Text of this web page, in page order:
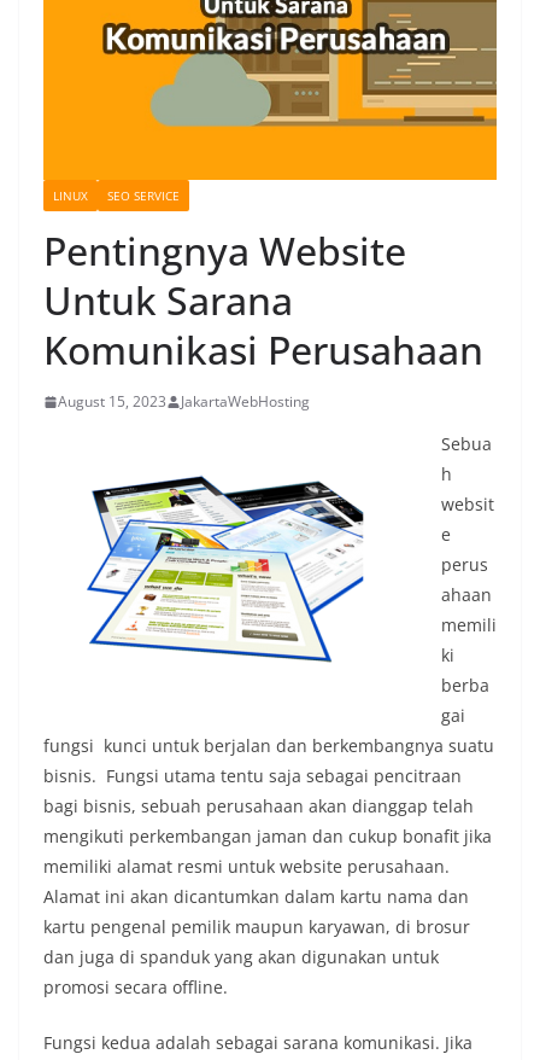
LINUX SEO SERVICE
Pentingnya Website
Untuk Sarana
Komunikasi Perusahaan
August 15, 2023 JakartaWebHosting
Sebua
h
websit
e
perus
ahaan
memili
ki
berba
gai
fungsi kunci untuk berjalan dan berkembangnya suatu
bisnis. Fungsi utama tentu saja sebagai pencitraan
bagi bisnis, sebuah perusahaan akan dianggap telah
mengikuti perkembangan jaman dan cukup bonafit jika
memiliki alamat resmi untuk website perusahaan.
Alamat ini akan dicantumkan dalam kartu nama dan
kartu pengenal pemilik maupun karyawan, di brosur
dan juga di spanduk yang akan digunakan untuk
promosi secara offline.
Fungsi kedua adalah sebagai sarana komunikasi. Jika